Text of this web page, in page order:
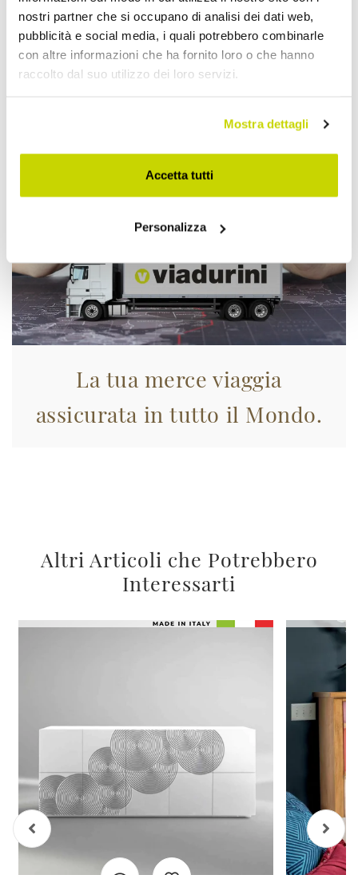
nostri partner che si occupano di analisi dei dati web,
pubblicità e social media, i quali potrebbero combinarle
con altre informazioni che ha fornito loro o che hanno
raccolto dal suo utilizzo dei loro servizi.
Mostra dettagli
Accetta tutti
Personalizza
Approfittane subito!
La tua merce viaggia
assicurata in tutto il Mondo.
Altri Articoli che Potrebbero
Interessarti